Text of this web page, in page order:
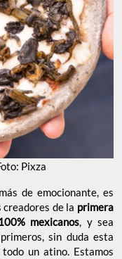
Pixza
de emocionante, es
creadores de la primera
mexicanos, y sea
sin duda esta
un atino. Estamos